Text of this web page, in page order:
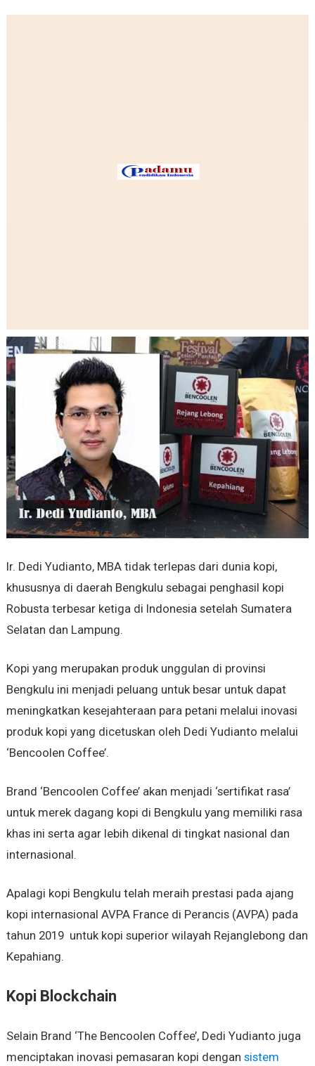
Ir. Dedi Yudianto, MBA tidak terlepas dari dunia kopi,
khususnya di daerah Bengkulu sebagai penghasil kopi
Robusta terbesar ketiga di Indonesia setelah Sumatera
Selatan dan Lampung.
Kopi yang merupakan produk unggulan di provinsi
Bengkulu ini menjadi peluang untuk besar untuk dapat
meningkatkan kesejahteraan para petani melalui inovasi
produk kopi yang dicetuskan oleh Dedi Yudianto melalui
‘Bencoolen Coffee’.
Brand ‘Bencoolen Coffee’ akan menjadi ‘sertifikat rasa’
untuk merek dagang kopi di Bengkulu yang memiliki rasa
khas ini serta agar lebih dikenal di tingkat nasional dan
internasional.
Apalagi kopi Bengkulu telah meraih prestasi pada ajang
kopi internasional AVPA France di Perancis (AVPA) pada
tahun 2019 untuk kopi superior wilayah Rejanglebong dan
Kepahiang.
Kopi Blockchain
Selain Brand ‘The Bencoolen Coffee’, Dedi Yudianto juga
menciptakan inovasi pemasaran kopi dengan sistem